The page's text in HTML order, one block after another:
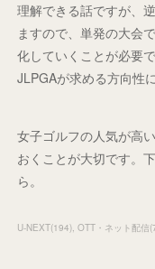
理解できる話ですが、
ますので、単発の大会
化していくことが必要
JLPGAが求める方向性
女子ゴルフの人気が高
おくことが大切です。
ら。
U-NEXT(194) OTT・ネット配信(